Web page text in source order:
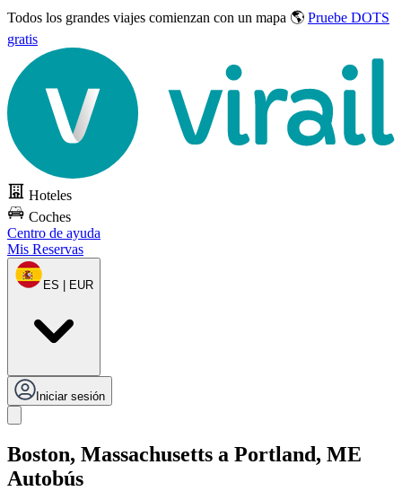
Todos los grandes viajes comienzan con un mapa 🌎 Pruebe DOTS
gratis
Hoteles
Coches
Centro de ayuda
Mis Reservas
ES | EUR
Iniciar sesión
Boston, Massachusetts a Portland, ME
Autobús